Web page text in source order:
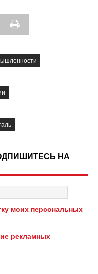
НА
моих персональных
рекламных